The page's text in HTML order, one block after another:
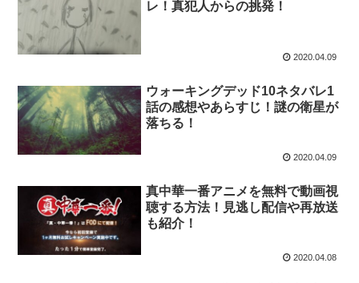
レ！真犯人からの挑発！
2020.04.09
ウォーキングデッド10ネタバレ1
話の感想やあらすじ！謎の衛星が
落ちる！
2020.04.09
真中華一番アニメを無料で動画視
聴する方法！見逃し配信や再放送
も紹介！
2020.04.08